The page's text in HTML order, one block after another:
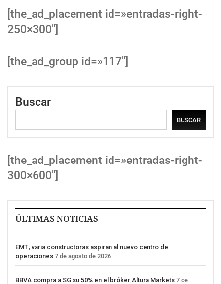
[the_ad_placement id=»entradas-right-
250×300″]
[the_ad_group id=»117″]
Buscar
BUSCAR
[the_ad_placement id=»entradas-right-
300×600″]
ÚLTIMAS NOTICIAS
EMT; varia constructoras aspiran al nuevo centro de
operaciones 7 de agosto de 2026
BBVA compra a SG su 50% en el bróker Altura Markets 7 de